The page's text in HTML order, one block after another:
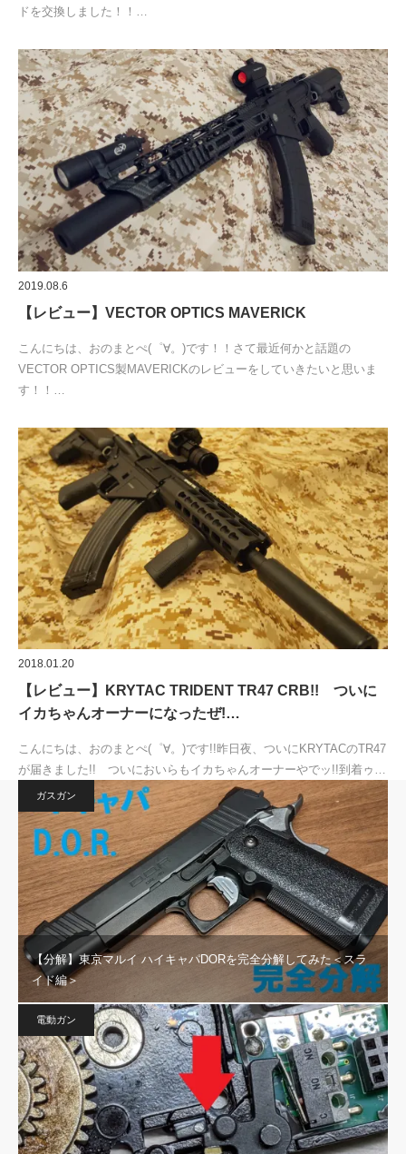
ドを交換しました！！…
2019.08.6
【レビュー】VECTOR OPTICS MAVERICK
こんにちは、おのまとぺ(゜∀。)です！！さて最近何かと話題の
VECTOR OPTICS製MAVERICKのレビューをしていきたいと思いま
す！！…
2018.01.20
【レビュー】KRYTAC TRIDENT TR47 CRB!! ついに
イカちゃんオーナーになったぜ!…
こんにちは、おのまとぺ(゜∀。)です!!昨日夜、ついにKRYTACのTR47
が届きました!! ついにおいらもイカちゃんオーナーやでッ!!到着ゥ…
ガスガン
【分解】東京マルイ ハイキャパDORを完全分解してみた＜スラ
イド編＞
電動ガン